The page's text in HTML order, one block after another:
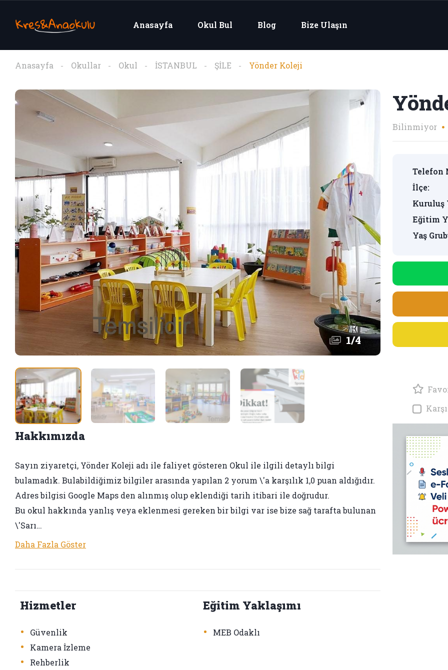
Anasayfa Okul Bul Blog Bize Ulaşın
Anasayfa Okullar Okul İSTANBUL ŞİLE Yönder Koleji
1/4
Hakkımızda
Sayın ziyaretçi, Yönder Koleji adı ile faliyet gösteren Okul ile ilgili detaylı bilgi
bulamadık. Bulabildiğimiz bilgiler arasında yapılan 2 yorum \'a karşılık 1,0 puan aldığıdır.
Adres bilgisi Google Maps den alınmış olup eklendiği tarih itibari ile doğrudur.
Bu okul hakkında yanlış veya eklenmesi gereken bir bilgi var ise bize sağ tarafta bulunan
\'Sarı…
Daha Fazla Göster
Hizmetler
• Güvenlik
• Kamera İzleme
• Rehberlik
Eğitim Yaklaşımı
• MEB Odaklı
Bilinmiyor
Telefon
İlçe:
Kuruluş
Eğitim
Yaş